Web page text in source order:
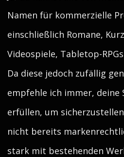
Namen für kommerzielle
einschließlich Romane,
Videospiele, Tabletop-
Da diese jedoch zufällig
empfehle ich immer,
erfüllen, um
nicht bereits
stark mit bestehenden